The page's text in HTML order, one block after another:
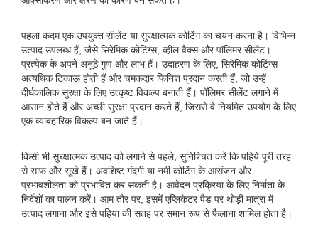
पहला कदम एक उपयुक्त सीलेंट या सुरक्षात्मक कोटिंग का चयन करना है। विभिन्न
उत्पाद उपलब्ध हैं, जैसे सिरेमिक कोटिंग्स, व्हील वैक्स और पॉलिमर सीलेंट।
प्रत्येक के अपने अनूठे गुण और लाभ हैं। उदाहरण के लिए, सिरेमिक कोटिंग्स
अत्यधिक टिकाऊ होती हैं और चमकदार फिनिश प्रदान करती हैं, जो उन्हें
दीर्घकालिक सुरक्षा के लिए उत्कृष्ट विकल्प बनाती हैं। पॉलिमर सीलेंट लगाने में
आसान होते हैं और अच्छी सुरक्षा प्रदान करते हैं, जिससे वे नियमित उपयोग के लिए
एक व्यावहारिक विकल्प बन जाते हैं।
किसी भी सुरक्षात्मक उत्पाद को लगाने से पहले, सुनिश्चित करें कि पहिये पूरी तरह
से साफ और सूखे हैं। अवशिष्ट गंदगी या नमी कोटिंग के आसंजन और
प्रभावशीलता को प्रभावित कर सकती है। आवेदन प्रक्रिया के लिए निर्माता के
निर्देशों का पालन करें। आम तौर पर, इसमें एप्लिकेटर पैड पर थोड़ी मात्रा में
उत्पाद लगाना और इसे पहिया की सतह पर समान रूप से फैलाना शामिल होता है।